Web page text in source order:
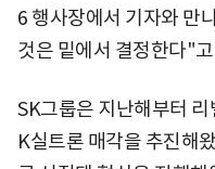
6 행사장에서 기자와 만
것은 밑에서 결정한다"
SK그룹은 지난해부터
K실트론 매각을 추진해